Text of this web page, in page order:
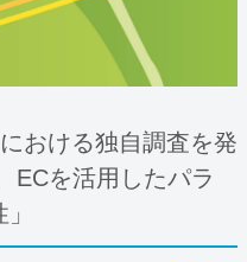
おける独自調査を発
ECを活用したパラ